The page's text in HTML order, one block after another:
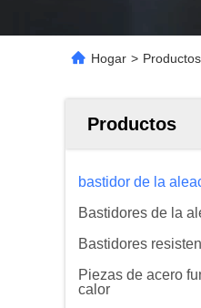
Hogar > Productos
Productos
bastidor de la
Bastidores de la
Bastidores
Piezas de acero
calor